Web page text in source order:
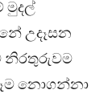
මුදල්
උදෑසන
නිරතුරුවම
නොගන්නා